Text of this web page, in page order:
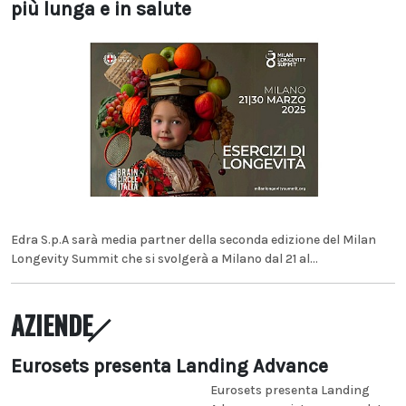
più lunga e in salute
Edra S.p.A sarà media partner della seconda edizione del Milan
Longevity Summit che si svolgerà a Milano dal 21 al...
AZIENDE
Eurosets presenta Landing Advance
Eurosets presenta Landing